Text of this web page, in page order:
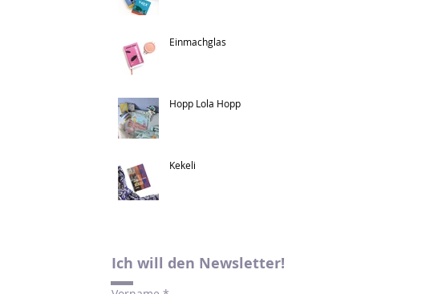
Einmachglas
Hopp Lola Hopp
Kekeli
Ich will den Newsletter!